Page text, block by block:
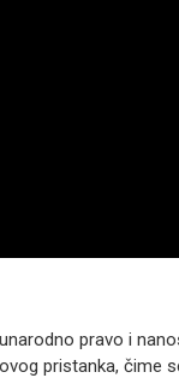
pravo i
pristanka, čime